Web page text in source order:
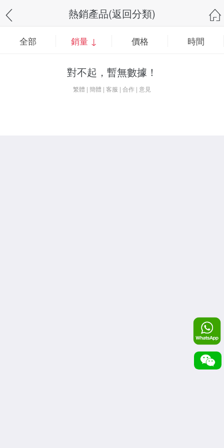
熱銷產品(返回分類)
全部 銷量 ↓ 價格 時間
對不起，暫無數據！
繁體 | 簡體 | 客服 | 合作 | 意見